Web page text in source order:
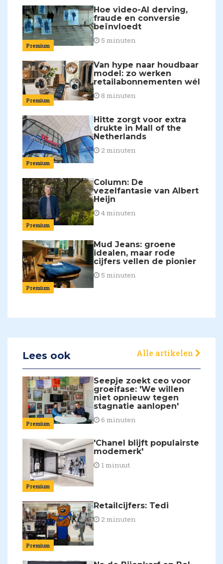
Premium
Hoe video-AI derving,
fraude en conversie
beïnvloedt
5 minuten
Premium
Van hype naar houdbaar
model: zo werken
retailabonnementen wél
8 minuten
Premium
Hitte zorgt voor extra
drukte in Mall of the
Netherlands
2 minuten
Premium
Column: De
vezelfantasie van Albert
Heijn
4 minuten
Premium
Mud Jeans: groene
idealen, maar rode
cijfers vellen de pionier
5 minuten
Lees ook Alle artikelen
Premium
Seepje zoekt ceo voor
groeifase: 'We willen
niet opnieuw tegen
stagnatie aanlopen'
6 minuten
Premium
'Chanel blijft populairste
modemerk'
1 minuut
Premium
Retailcijfers: Tedi
2 minuten